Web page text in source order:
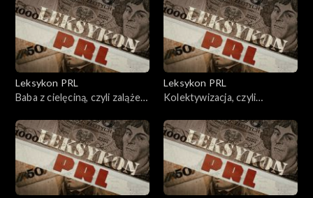
Leksykon PRL
Baba z cielęciną, czyli zalążek
Leksykon PRL
Kolektywizacja, czyli